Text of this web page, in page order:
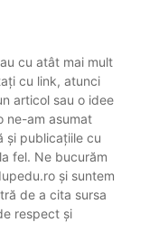
cu atât mai mult
cu link, atunci
articol sau o idee
ne-am asumat
și publicațiile cu
fel. Ne bucurăm
și suntem
de a cita sursa
respect și